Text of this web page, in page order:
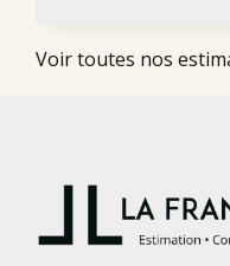
Voir toutes nos